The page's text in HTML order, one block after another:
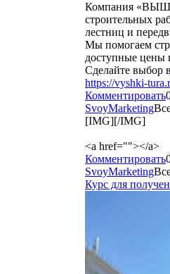
Компания
строительных
лестниц и
Мы помогаем
доступные цены
Сделайте выбор
https://vyshki-
Комментировать
SvoyMarketing
[IMG][/IMG]
<a href=""></a>
Комментировать
SvoyMarketing
Курс для